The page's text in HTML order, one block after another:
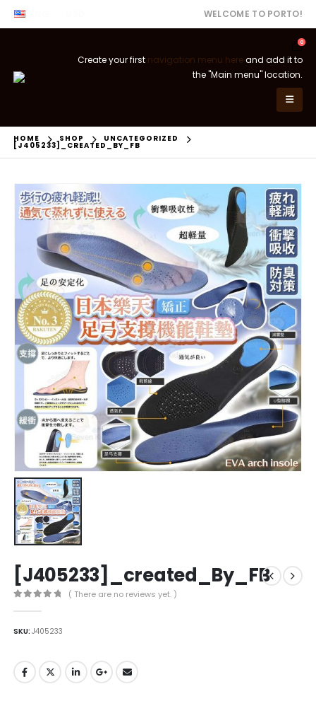
WELCOME TO PORTO!
0
Create your first navigation menu hereand add it to
the "Main menu" location.
HOME SHOP UNCATEGORIZED
[J405233]_CREATED_BY_FB
[J405233]_created_By_FB
( There are no reviews yet. )
SKU:J405233